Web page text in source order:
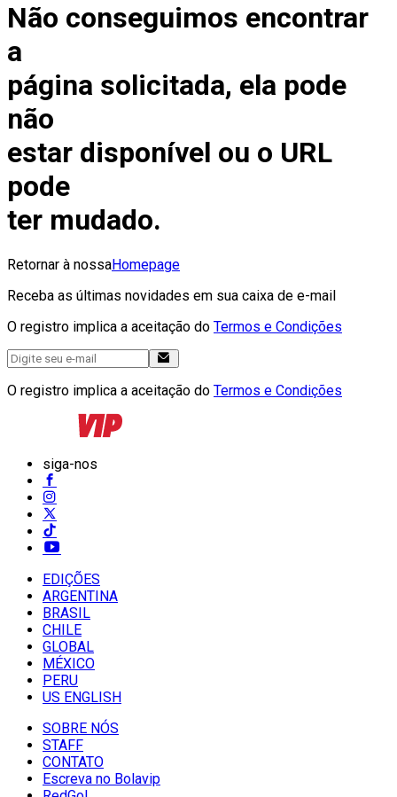
Não conseguimos encontrar
a
página solicitada, ela pode
não
estar disponível ou o URL
pode
ter mudado.
Retornar à nossaHomepage
Receba as últimas novidades em sua caixa de e-mail
O registro implica a aceitação do Termos e Condições
O registro implica a aceitação do Termos e Condições
siga-nos
EDIÇÕES
ARGENTINA
BRASIL
CHILE
GLOBAL
MÉXICO
PERU
US ENGLISH
SOBRE NÓS
STAFF
CONTATO
Escreva no Bolavip